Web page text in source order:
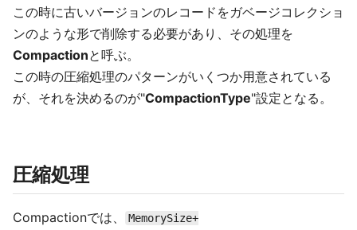
この時に古いバージョンのレコードをガベージコレクショ
ンのような形で削除する必要があり、その処理を
Compactionと呼ぶ。
この時の圧縮処理のパターンがいくつか用意されている
が、それを決めるのが"CompactionType"設定となる。
圧縮処理
Compactionでは、
MemorySize+